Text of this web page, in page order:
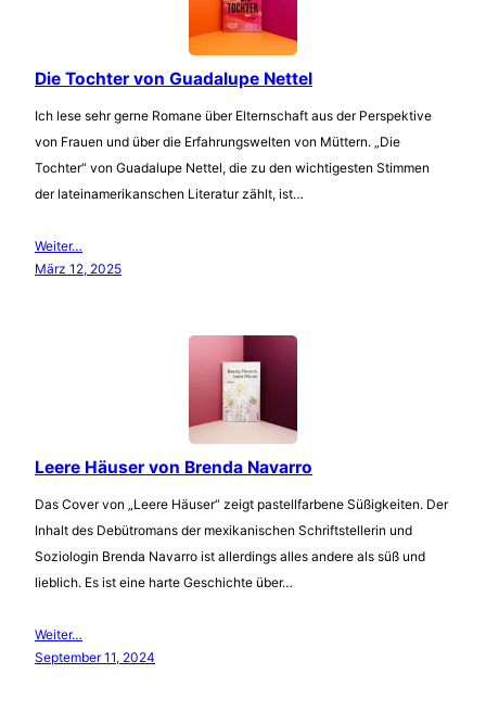
Die Tochter von Guadalupe Nettel
Ich lese sehr gerne Romane über Elternschaft aus der Perspektive
von Frauen und über die Erfahrungswelten von Müttern. „Die
Tochter“ von Guadalupe Nettel, die zu den wichtigesten Stimmen
der lateinamerikanschen Literatur zählt, ist…
Weiter…
März 12, 2025
Leere Häuser von Brenda Navarro
Das Cover von „Leere Häuser“ zeigt pastellfarbene Süßigkeiten. Der
Inhalt des Debütromans der mexikanischen Schriftstellerin und
Soziologin Brenda Navarro ist allerdings alles andere als süß und
lieblich. Es ist eine harte Geschichte über…
Weiter…
September 11, 2024